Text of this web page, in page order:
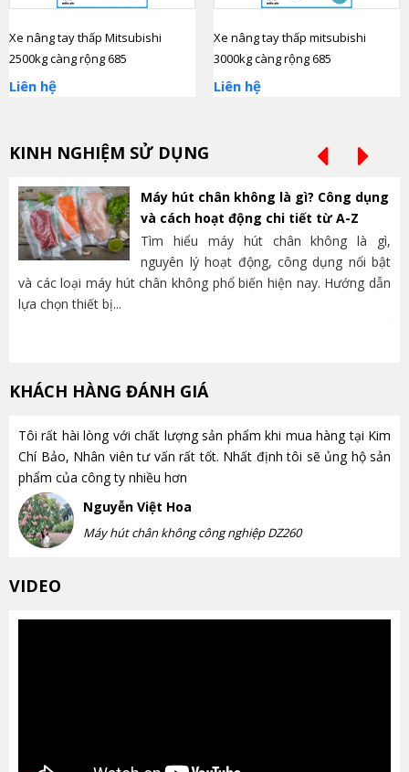
Xe nâng tay thấp Mitsubishi
2500kg càng rộng 685
Liên hệ
Xe nâng tay thấp mitsubishi
3000kg càng rộng 685
Liên hệ
KINH NGHIỆM SỬ DỤNG
Máy hút chân không là gì? Công dụng
và cách hoạt động chi tiết từ A-Z
Tìm hiểu máy hút chân không là gì,
nguyên lý hoạt động, công dụng nổi bật
và các loại máy hút chân không phổ biến hiện nay. Hướng dẫn
lựa chọn thiết bị...
KHÁCH HÀNG ĐÁNH GIÁ
Tôi rất hài lòng với chất lượng sản phẩm khi mua hàng tại Kim
Chí Bảo, Nhân viên tư vấn rất tốt. Nhất định tôi sẽ ủng hộ sản
phẩm của công ty nhiều hơn
Nguyễn Việt Hoa
Máy hút chân không công nghiệp DZ260
VIDEO